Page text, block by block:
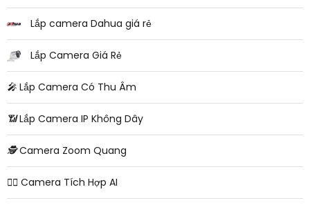
Lắp camera Dahua giá rẻ
Lắp Camera Giá Rẻ
️🎤️ Lắp Camera Có Thu Âm
📶Lắp Camera IP Không Dây
🕵️Camera Zoom Quang
🧛‍♀️ Camera Tích Hợp AI